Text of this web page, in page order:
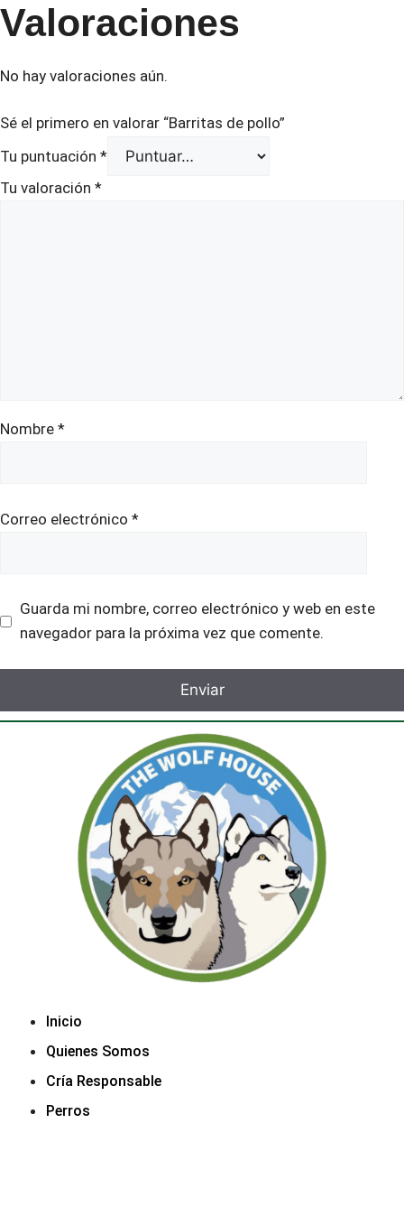
Valoraciones
No hay valoraciones aún.
Sé el primero en valorar “Barritas de pollo”
Tu puntuación *
Tu valoración *
Nombre *
Correo electrónico *
Guarda mi nombre, correo electrónico y web en este
navegador para la próxima vez que comente.
Inicio
Quienes Somos
Cría Responsable
Perros